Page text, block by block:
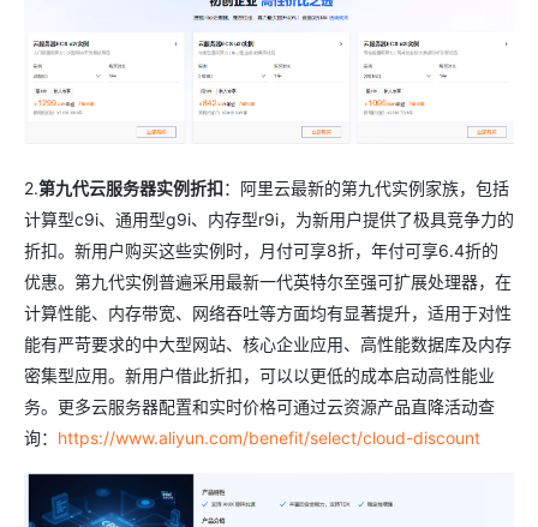
2.第九代云服务器实例折扣：阿里云最新的第九代实例家族，包括
计算型c9i、通用型g9i、内存型r9i，为新用户提供了极具竞争力的
折扣。新用户购买这些实例时，月付可享8折，年付可享6.4折的
优惠。第九代实例普遍采用最新一代英特尔至强可扩展处理器，在
计算性能、内存带宽、网络吞吐等方面均有显著提升，适用于对性
能有严苛要求的中大型网站、核心企业应用、高性能数据库及内存
密集型应用。新用户借此折扣，可以以更低的成本启动高性能业
务。更多云服务器配置和实时价格可通过云资源产品直降活动查
询： https://www.aliyun.com/benefit/select/cloud-discount